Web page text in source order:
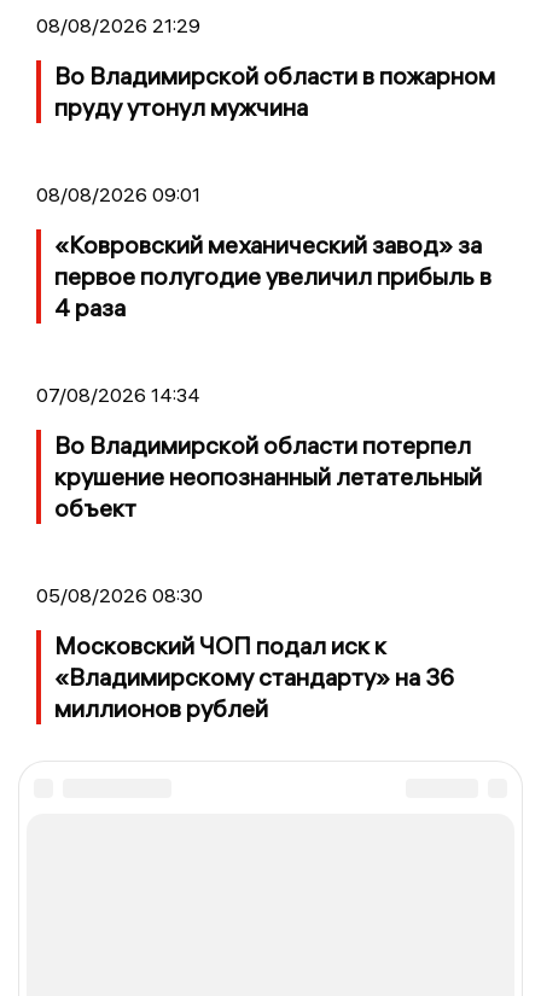
08/08/2026 21:29
Во Владимирской области в пожарном
пруду утонул мужчина
08/08/2026 09:01
«Ковровский механический завод» за
первое полугодие увеличил прибыль в
4 раза
07/08/2026 14:34
Во Владимирской области потерпел
крушение неопознанный летательный
объект
05/08/2026 08:30
Московский ЧОП подал иск к
«Владимирскому стандарту» на 36
миллионов рублей